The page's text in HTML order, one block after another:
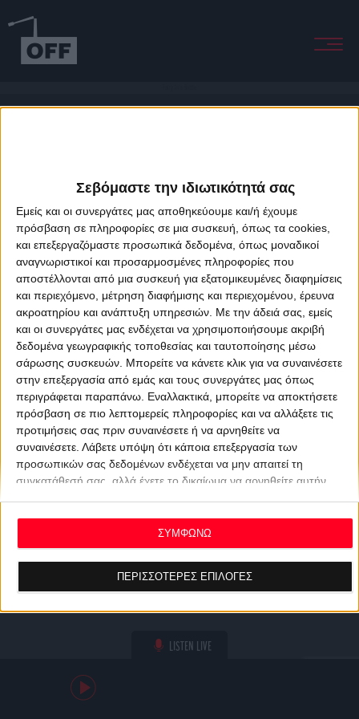
Σεβόμαστε την ιδιωτικότητά σας
Εμείς και οι συνεργάτες μας αποθηκεύουμε και/ή έχουμε
πρόσβαση σε πληροφορίες σε μια συσκευή, όπως τα cookies,
και επεξεργαζόμαστε προσωπικά δεδομένα, όπως μοναδικοί
αναγνωριστικοί και προσαρμοσμένες πληροφορίες που
αποστέλλονται από μια συσκευή για εξατομικευμένες διαφημίσεις
και περιεχόμενο, μέτρηση διαφήμισης και περιεχομένου, έρευνα
ακροατηρίου και ανάπτυξη υπηρεσιών. Με την άδειά σας, εμείς
και οι συνεργάτες μας ενδέχεται να χρησιμοποιήσουμε ακριβή
δεδομένα γεωγραφικής τοποθεσίας και ταυτοποίησης μέσω
σάρωσης συσκευών. Μπορείτε να κάνετε κλικ για να συναινέσετε
στην επεξεργασία από εμάς και τους συνεργάτες μας όπως
περιγράφεται παραπάνω. Εναλλακτικά, μπορείτε να αποκτήσετε
πρόσβαση σε πιο λεπτομερείς πληροφορίες και να αλλάξετε τις
προτιμήσεις σας πριν συναινέσετε ή να αρνηθείτε να
συναινέσετε. Λάβετε υπόψη ότι κάποια επεξεργασία των
προσωπικών σας δεδομένων ενδέχεται να μην απαιτεί τη
συγκατάθεσή σας, αλλά έχετε το δικαίωμα να αρνηθείτε αυτήν
ανακαλέσετε τη συγκατάθεσή σας ανά πάσα στιγμή
επιστρέφοντας σε αυτόν τον ιστότοπο και κάνοντας κλικ στο
κουμπί "Απορρήτου" στο κάτω μέρος της ιστοσελίδας.
ΠΕΡΙΣΣΟΤΕΡΕΣ ΕΠΙΛΟΓΕΣ
ΣΥΜΦΩΝΩ
LISTEN LIVE
About Offradio Business Class Terms & Conditions
Privacy Policy
Designed & developed byporcupine colors&Fotis Alexandrou